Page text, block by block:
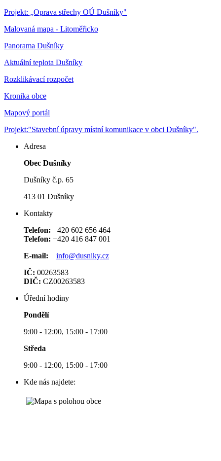
Projekt: „Oprava střechy OÚ Dušníky"
Malovaná mapa - Litoměřicko
Panorama Dušníky
Aktuální teplota Dušníky
Rozklikávací rozpočet
Kronika obce
Mapový portál
Projekt:"Stavební úpravy místní komunikace v obci Dušníky".
Adresa
Obec Dušníky
Dušníky č.p. 65
413 01 Dušníky
Kontakty
Telefon: +420 602 656 464
Telefon: +420 416 847 001
E-mail:
info@dusniky.cz
IČ: 00263583
DIČ: CZ00263583
Úřední hodiny
Pondělí
9:00 - 12:00, 15:00 - 17:00
Středa
9:00 - 12:00, 15:00 - 17:00
Kde nás najdete: